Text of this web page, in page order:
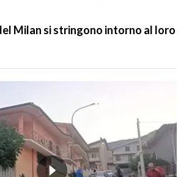
Milan si stringono intorno al loro